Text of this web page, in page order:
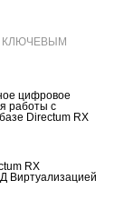
КЛЮЧЕВЫМ
цифровое
работы с
Directum RX
RX
Виртуализацией